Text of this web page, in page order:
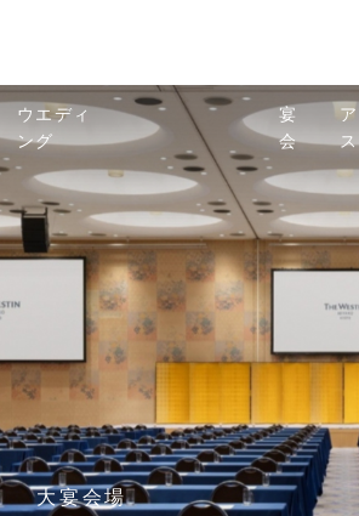
ウエディ
ング
宴
会
ス
大宴会場